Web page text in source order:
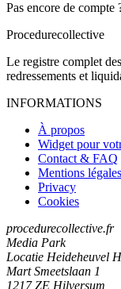
Pas encore de compte
Procedurecollective
Le registre complet
redressements et
INFORMATIONS
À propos
Widget pour
Contact & FAQ
Mentions légales
Privacy
Cookies
procedurecollective.fr
Media Park
Locatie Heideheuvel
Mart Smeetslaan 1
1217 ZE Hilversum